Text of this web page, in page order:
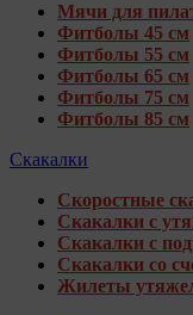
Мячи для
Фитболы 45 см
Фитболы 55 см
Фитболы 65 см
Фитболы 75 см
Фитболы 85 см
Скакалки
Скоростные
Скакалки с
Скакалки с
Скакалки со
Жилеты